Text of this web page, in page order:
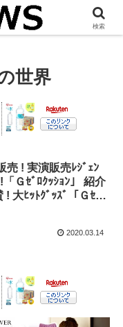
伝えします。
世界
売 ! 実演販売ﾚｼﾞｪﾝ
「Ｇｾﾞﾛｸｯｼｮﾝ」 紹介
! 大ﾋｯﾄｸﾞｯｽﾞ「Ｇｾﾞﾛ
2020.03.14
検索